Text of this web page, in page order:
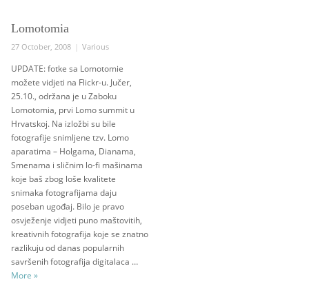
Lomotomia
Posted
27 October, 2008 Categories
Various
UPDATE: fotke sa Lomotomie
možete vidjeti na Flickr-u. Jučer,
25.10., održana je u Zaboku
Lomotomia, prvi Lomo summit u
Hrvatskoj. Na izložbi su bile
fotografije snimljene tzv. Lomo
aparatima – Holgama, Dianama,
Smenama i sličnim lo-fi mašinama
koje baš zbog loše kvalitete
snimaka fotografijama daju
poseban ugođaj. Bilo je pravo
osvježenje vidjeti puno maštovitih,
kreativnih fotografija koje se znatno
razlikuju od danas popularnih
savršenih fotografija digitalaca …
More Lomotomia
»